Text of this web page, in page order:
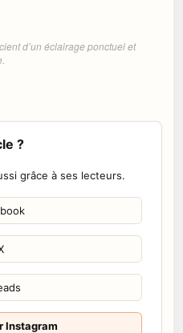
d’un éclairage ponctuel et
?
grâce à ses lecteurs.
Instagram